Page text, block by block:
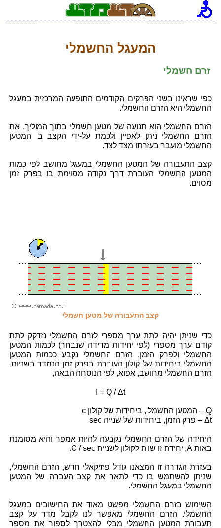
המעגל החשמלי
זרם חשמלי
כפי שראינו בשני הפרקים הקודמים התופעה המרכזית במעגל
החשמלי היא הזרם החשמלי.
הזרם החשמלי הוא תנועה של מטען חשמלי בתוך המוליך. את
הזרם החשמלי ניתן לאפיין ולכמת על-ידי הקצב בו המטען
החשמלי מועבר בעזרתו מצד לצד.
קצב התעבורה של המטען החשמלי במעגל מחושב לפי כמות
המטען החשמלי העוברת דרך נקודה מסוימת בו בפרק זמן
מסוים.
קצב התעבורה של מטען חשמלי
כדי שניתן יהיה לתת ערך מספרי לזרם החשמלי נזדקק לתת
קודם ערך מספרי (לפי יחידות מדידה שנבחר) לכמות המטען
החשמלי ולפרק הזמן. הזרם החשמלי נקבע ככמות המטען
החשמלי ביחידות של קולון העוברת בפרק זמן הנמדד בשניות.
הזרם החשמלי מחושב, אפוא, לפי הנוסחה הבאה,
I = Q / Δt
Q – המטען החשמלי, ביחידות של קולון c
Δt – פרק הזמן, ביחידות של שנייה sec
היחידה של הזרם החשמלי נקבעה להיות אמפר והיא מסומנת
באות A, יחידה זו שווה לקולון לשנייה C / sec.
בעזרת הגדרה זו המצאנו גודל פיזיקאלי חדש, הזרם החשמלי,
שניתן להשתמש בו כדי לתאר את קצב העברה של המטען
החשמלי במעגל החשמלי.
השימוש בזרם החשמלי מפשט מאוד את החישובים במעגל
החשמלי. הזרם החשמלי מאפשר לנו לקבל מדד על קצב
תעבורת המטען החשמלי מבלי להצטרך לספור את מספר